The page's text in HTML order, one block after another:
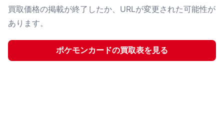
買取価格の掲載が終了したか、URLが変更された可能性が
あります。
ポケモンカードの買取表を見る